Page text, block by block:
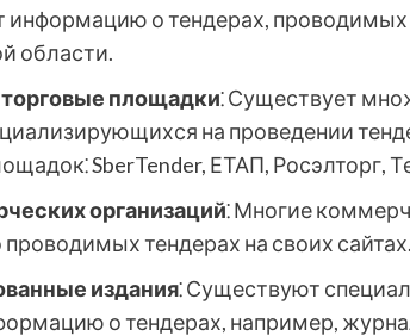
информацию о тендерах,
области.
площадки⁚ Существует
на проведении
SberTender, ЕТАП, Росэлторг,
организаций⁚ Многие
тендерах на своих сайтах.
издания⁚ Существуют
о тендерах, например,